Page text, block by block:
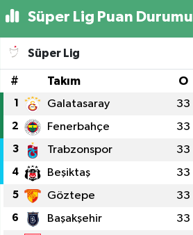
Süper Lig Puan Durumu
Süper Lig
# Takım O
1 Galatasaray 33
2 Fenerbahçe 33
3 Trabzonspor 33
4 Beşiktaş 33
5 Göztepe 33
6 Başakşehir 33